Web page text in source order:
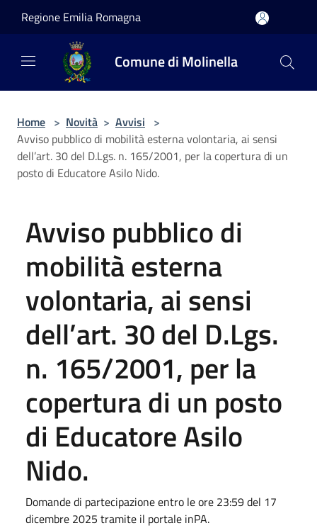
Regione Emilia Romagna
Comune di Molinella
Home > Novità > Avvisi >
Avviso pubblico di mobilità esterna volontaria, ai sensi
dell’art. 30 del D.Lgs. n. 165/2001, per la copertura di un
posto di Educatore Asilo Nido.
Avviso pubblico di
mobilità esterna
volontaria, ai sensi
dell’art. 30 del D.Lgs.
n. 165/2001, per la
copertura di un posto
di Educatore Asilo
Nido.
Domande di partecipazione entro le ore 23:59 del 17
dicembre 2025 tramite il portale inPA.